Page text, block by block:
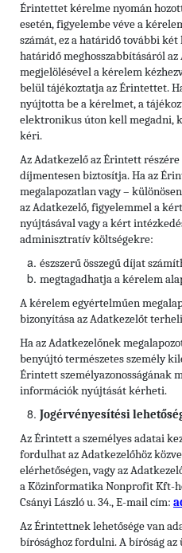
Érintettet kérelme nyomán
esetén, figyelembe véve a
számát, ez a határidő további
határidő meghosszabbításáról
megjelölésével a kérelem
belül tájékoztatja az Érintettet.
nyújtotta be a kérelmet, a
elektronikus úton kell megadni,
kéri.
Az Adatkezelő az Érintett
díjmentesen biztosítja. Ha az
megalapozatlan vagy –
az Adatkezelő, figyelemmel a
nyújtásával vagy a kért
adminisztratív költségekre:
észszerű összegű díjat
megtagadhatja a kérelem
A kérelem egyértelműen
bizonyítása az Adatkezelőt
Ha az Adatkezelőnek
benyújtó természetes személy
Érintett személyazonosságának
információk nyújtását kérheti.
Jogérvényesítési
Az Érintett a személyes adatai
fordulhat az Adatkezelőhöz
elérhetőségen, vagy az
a Közinformatika Nonprofit Kft-
Csányi László u. 34., E-mail cím:
Az Érintettnek lehetősége van
bírósághoz fordulni. A bíróság